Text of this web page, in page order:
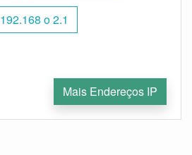
192.168 o 2.1
Mais Endereços IP